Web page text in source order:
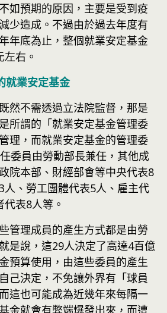
如預期的原因，主要是受到疫
少造成。不過由於過去年度有
年底為止，整個就業安定基金
右。
就業安定基金
然不需透過立法院監督，那是
所謂的「就業安定基金管理委
理，而就業安定基金的管理委
委員由勞動部長兼任，其他成
院本部、財經部會等中央代表8
人、勞工團體代表5人、雇主代
表8人等。
管理成員的產生方式都是由勞
是說，這29人決定了高達4百億
預算使用，由這些委員的產生
己決定，不免讓外界有「球員
這也可能成為近幾年來每隔一
金就會有弊端爆發出來，而遭